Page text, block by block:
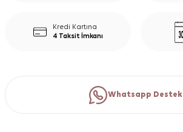
Kredi Kartına
4 Taksit İmkanı
Whatsapp Destek